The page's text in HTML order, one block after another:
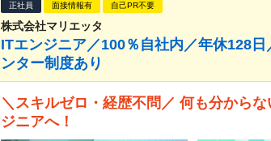
正社員 面接情報有 自己PR不要
株式会社マリエッタ
ITエンジニア／100％自社内／年休128
ンター制度あり
＼スキルゼロ・経歴不問／ 何も分から
ジニアへ！